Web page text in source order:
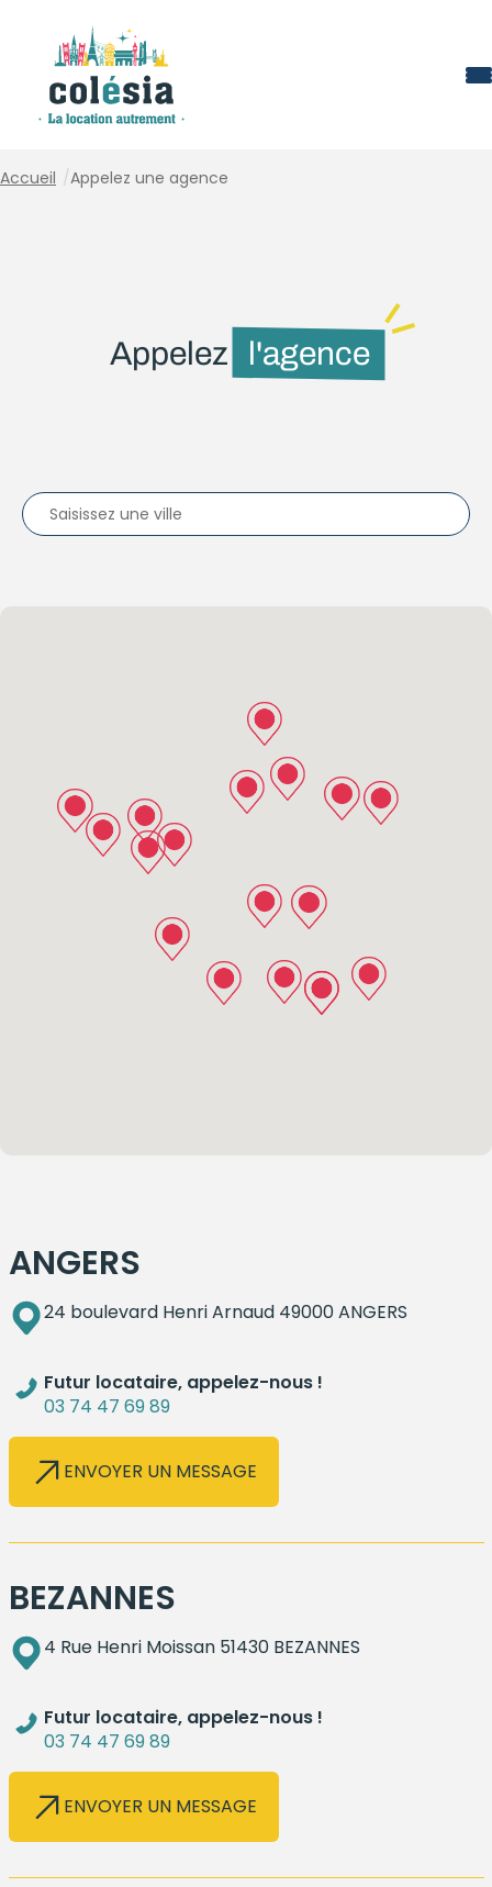
Accueil /Appelez une agence
Appelez l'agence
ANGERS
24 boulevard Henri Arnaud 49000 ANGERS
Futur locataire, appelez-nous !
03 74 47 69 89
ENVOYER UN MESSAGE
BEZANNES
4 Rue Henri Moissan 51430 BEZANNES
Futur locataire, appelez-nous !
03 74 47 69 89
ENVOYER UN MESSAGE